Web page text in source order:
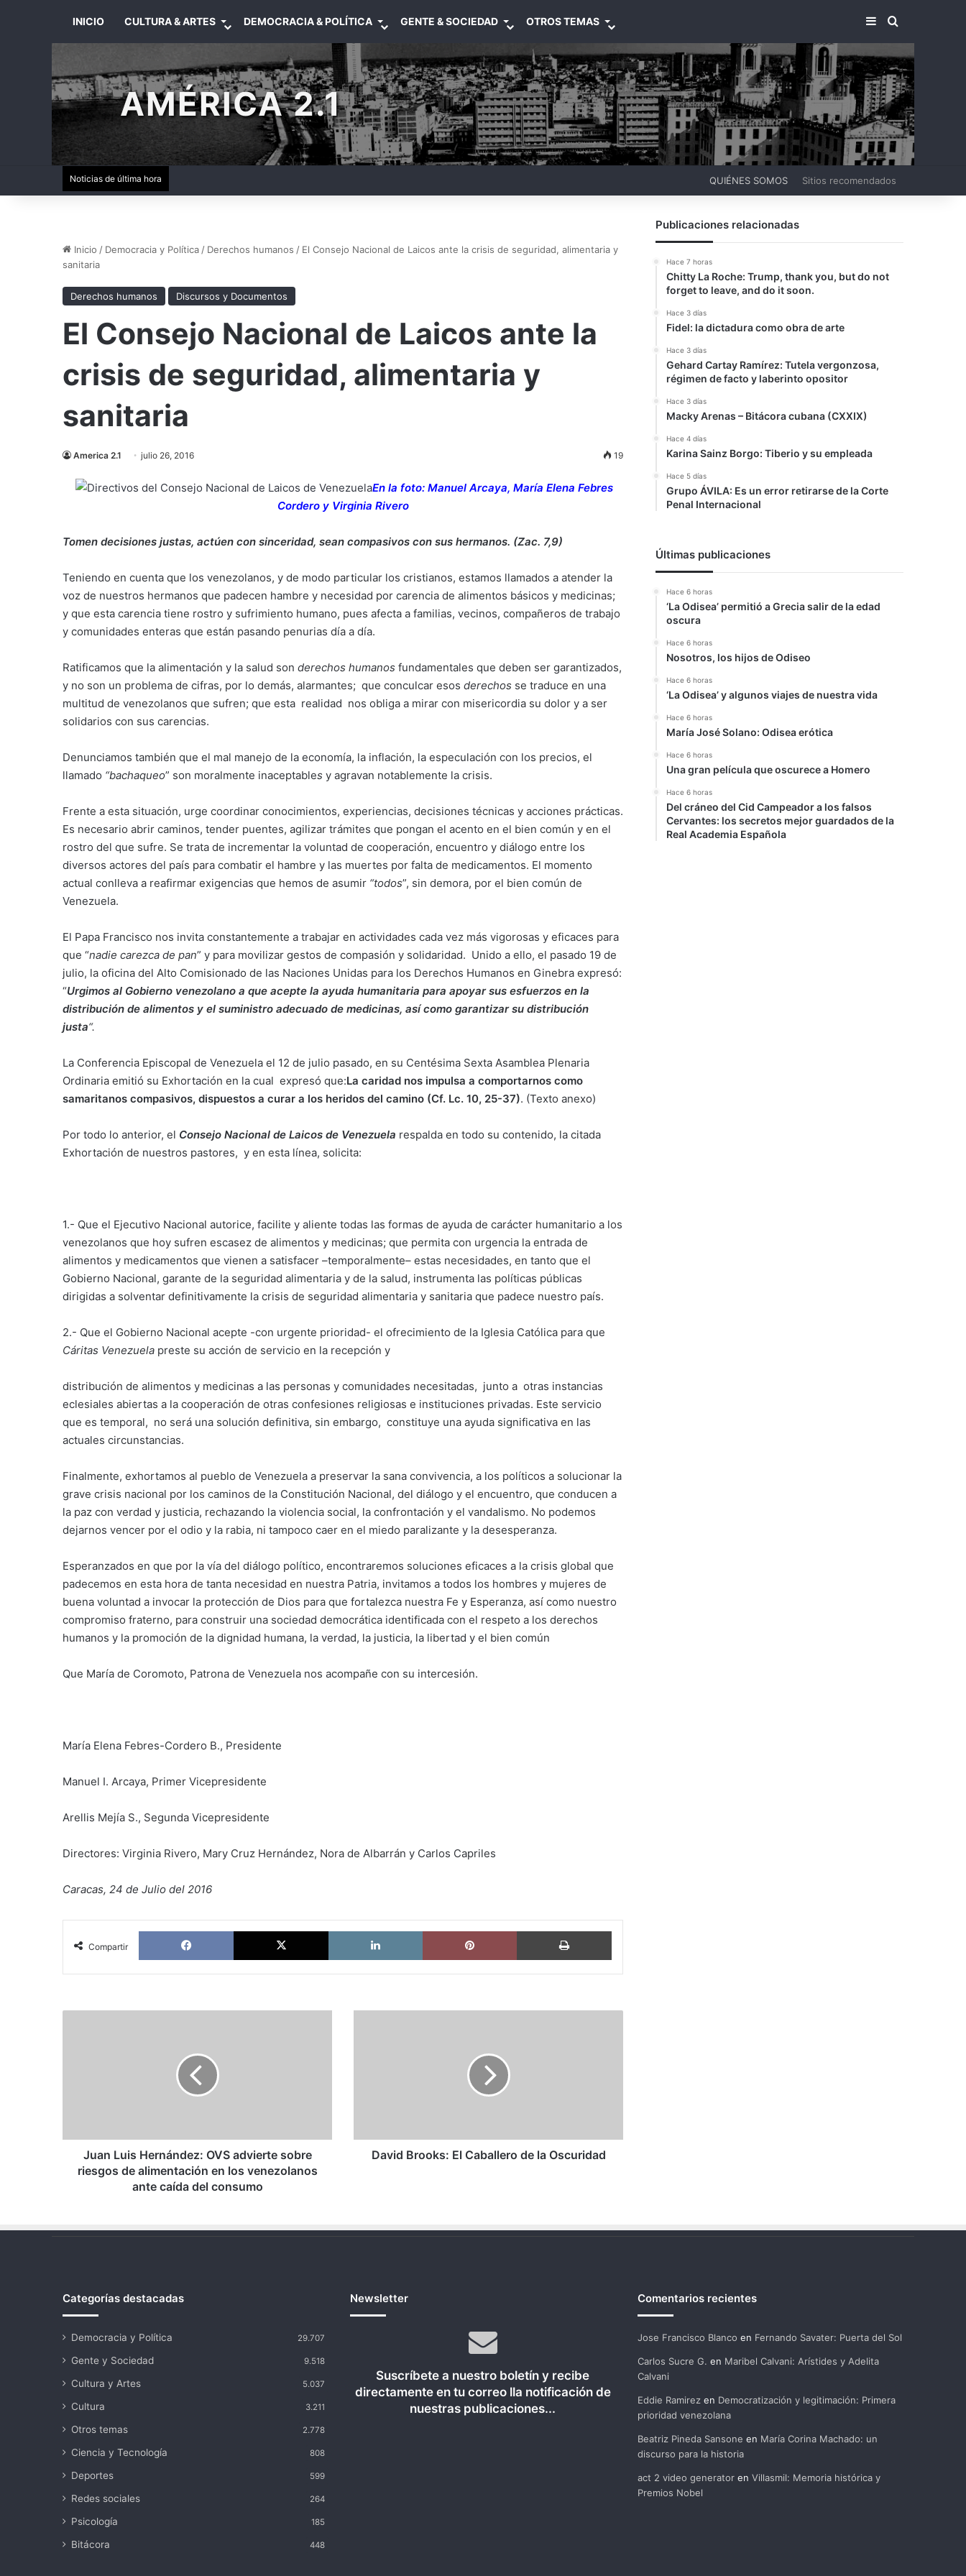
INICIO CULTURA & ARTES DEMOCRACIA & POLÍTICA GENTE & SOCIEDAD OTROS TEMAS BARRA LATERAL
BUSCAR
AMÉRICA 2.1
Noticias de última hora QUIÉNES SOMOS Sitios recomendados
Inicio / Democracia y Política / Derechos humanos / El Consejo Nacional de Laicos ante la crisis de seguridad, alimentaria y
sanitaria
Derechos humanos Discursos y Documentos
El Consejo Nacional de Laicos ante la
crisis de seguridad, alimentaria y
sanitaria
America 2.1 julio 26, 2016 19
En la foto: Manuel Arcaya, María Elena Febres
Cordero y Virginia Rivero
Tomen decisiones justas, actúen con sinceridad, sean compasivos con sus hermanos. (Zac. 7,9)
Teniendo en cuenta que los venezolanos, y de modo particular los cristianos, estamos llamados a atender la
voz de nuestros hermanos que padecen hambre y necesidad por carencia de alimentos básicos y medicinas;
y que esta carencia tiene rostro y sufrimiento humano, pues afecta a familias, vecinos, compañeros de trabajo
y comunidades enteras que están pasando penurias día a día.
Ratificamos que la alimentación y la salud son derechos humanos fundamentales que deben ser garantizados,
y no son un problema de cifras, por lo demás, alarmantes; que conculcar esos derechos se traduce en una
multitud de venezolanos que sufren; que esta realidad nos obliga a mirar con misericordia su dolor y a ser
solidarios con sus carencias.
Denunciamos también que el mal manejo de la economía, la inflación, la especulación con los precios, el
llamado “bachaqueo” son moralmente inaceptables y agravan notablemente la crisis.
Frente a esta situación, urge coordinar conocimientos, experiencias, decisiones técnicas y acciones prácticas.
Es necesario abrir caminos, tender puentes, agilizar trámites que pongan el acento en el bien común y en el
rostro del que sufre. Se trata de incrementar la voluntad de cooperación, encuentro y diálogo entre los
diversos actores del país para combatir el hambre y las muertes por falta de medicamentos. El momento
actual conlleva a reafirmar exigencias que hemos de asumir “todos”, sin demora, por el bien común de
Venezuela.
El Papa Francisco nos invita constantemente a trabajar en actividades cada vez más vigorosas y eficaces para
que “nadie carezca de pan” y para movilizar gestos de compasión y solidaridad. Unido a ello, el pasado 19 de
julio, la oficina del Alto Comisionado de las Naciones Unidas para los Derechos Humanos en Ginebra expresó:
“Urgimos al Gobierno venezolano a que acepte la ayuda humanitaria para apoyar sus esfuerzos en la
distribución de alimentos y el suministro adecuado de medicinas, así como garantizar su distribución
justa“.
La Conferencia Episcopal de Venezuela el 12 de julio pasado, en su Centésima Sexta Asamblea Plenaria
Ordinaria emitió su Exhortación en la cual expresó que:La caridad nos impulsa a comportarnos como
samaritanos compasivos, dispuestos a curar a los heridos del camino (Cf. Lc. 10, 25-37). (Texto anexo)
Por todo lo anterior, el Consejo Nacional de Laicos de Venezuela respalda en todo su contenido, la citada
Exhortación de nuestros pastores, y en esta línea, solicita:
1.- Que el Ejecutivo Nacional autorice, facilite y aliente todas las formas de ayuda de carácter humanitario a los
venezolanos que hoy sufren escasez de alimentos y medicinas; que permita con urgencia la entrada de
alimentos y medicamentos que vienen a satisfacer –temporalmente– estas necesidades, en tanto que el
Gobierno Nacional, garante de la seguridad alimentaria y de la salud, instrumenta las políticas públicas
dirigidas a solventar definitivamente la crisis de seguridad alimentaria y sanitaria que padece nuestro país.
2.- Que el Gobierno Nacional acepte -con urgente prioridad- el ofrecimiento de la Iglesia Católica para que
Cáritas Venezuela preste su acción de servicio en la recepción y
distribución de alimentos y medicinas a las personas y comunidades necesitadas, junto a otras instancias
eclesiales abiertas a la cooperación de otras confesiones religiosas e instituciones privadas. Este servicio
que es temporal, no será una solución definitiva, sin embargo, constituye una ayuda significativa en las
actuales circunstancias.
Finalmente, exhortamos al pueblo de Venezuela a preservar la sana convivencia, a los políticos a solucionar la
grave crisis nacional por los caminos de la Constitución Nacional, del diálogo y el encuentro, que conducen a
la paz con verdad y justicia, rechazando la violencia social, la confrontación y el vandalismo. No podemos
dejarnos vencer por el odio y la rabia, ni tampoco caer en el miedo paralizante y la desesperanza.
Esperanzados en que por la vía del diálogo político, encontraremos soluciones eficaces a la crisis global que
padecemos en esta hora de tanta necesidad en nuestra Patria, invitamos a todos los hombres y mujeres de
buena voluntad a invocar la protección de Dios para que fortalezca nuestra Fe y Esperanza, así como nuestro
compromiso fraterno, para construir una sociedad democrática identificada con el respeto a los derechos
humanos y la promoción de la dignidad humana, la verdad, la justicia, la libertad y el bien común
Que María de Coromoto, Patrona de Venezuela nos acompañe con su intercesión.
María Elena Febres-Cordero B., Presidente
Manuel I. Arcaya, Primer Vicepresidente
Arellis Mejía S., Segunda Vicepresidente
Directores: Virginia Rivero, Mary Cruz Hernández, Nora de Albarrán y Carlos Capriles
Caracas, 24 de Julio del 2016
Compartir
Facebook X LinkedIn Pinterest Imprimir
alimentación
del
Juan Luis Hernández: OVS advierte sobre
riesgos de alimentación en los venezolanos
ante caída del consumo
David Brooks: El Caballero de la Oscuridad
Publicaciones relacionadas
Hace 7 horas
Chitty La Roche: Trump, thank you, but do not
forget to leave, and do it soon.
Hace 3 días
Fidel: la dictadura como obra de arte
Hace 3 días
Gehard Cartay Ramírez: Tutela vergonzosa,
régimen de facto y laberinto opositor
Hace 3 días
Macky Arenas – Bitácora cubana (CXXIX)
Hace 4 días
Karina Sainz Borgo: Tiberio y su empleada
Hace 5 días
Grupo ÁVILA: Es un error retirarse de la Corte
Penal Internacional
Últimas publicaciones
Hace 6 horas
‘La Odisea’ permitió a Grecia salir de la edad
oscura
Hace 6 horas
Nosotros, los hijos de Odiseo
Hace 6 horas
‘La Odisea’ y algunos viajes de nuestra vida
Hace 6 horas
María José Solano: Odisea erótica
Hace 6 horas
Una gran película que oscurece a Homero
Hace 6 horas
Del cráneo del Cid Campeador a los falsos
Cervantes: los secretos mejor guardados de la
Real Academia Española
Categorías destacadas
Democracia y Política 29.707
Gente y Sociedad 9.518
Cultura y Artes 5.037
Cultura 3.211
Otros temas 2.778
Ciencia y Tecnología 808
Deportes 599
Redes sociales 264
Psicología 185
Bitácora 448
Newsletter
Suscríbete a nuestro boletín y recibe
directamente en tu correo lla notificación de
nuestras publicaciones...
Comentarios recientes
Jose Francisco Blanco en Fernando Savater: Puerta del Sol
Carlos Sucre G. en Maribel Calvani: Arístides y Adelita
Calvani
Eddie Ramirezen Democratización y legitimación: Primera
prioridad venezolana
Beatriz Pineda Sansone en María Corina Machado: un
discurso para la historia
act 2 video generatoren Villasmil: Memoria histórica y
Premios Nobel